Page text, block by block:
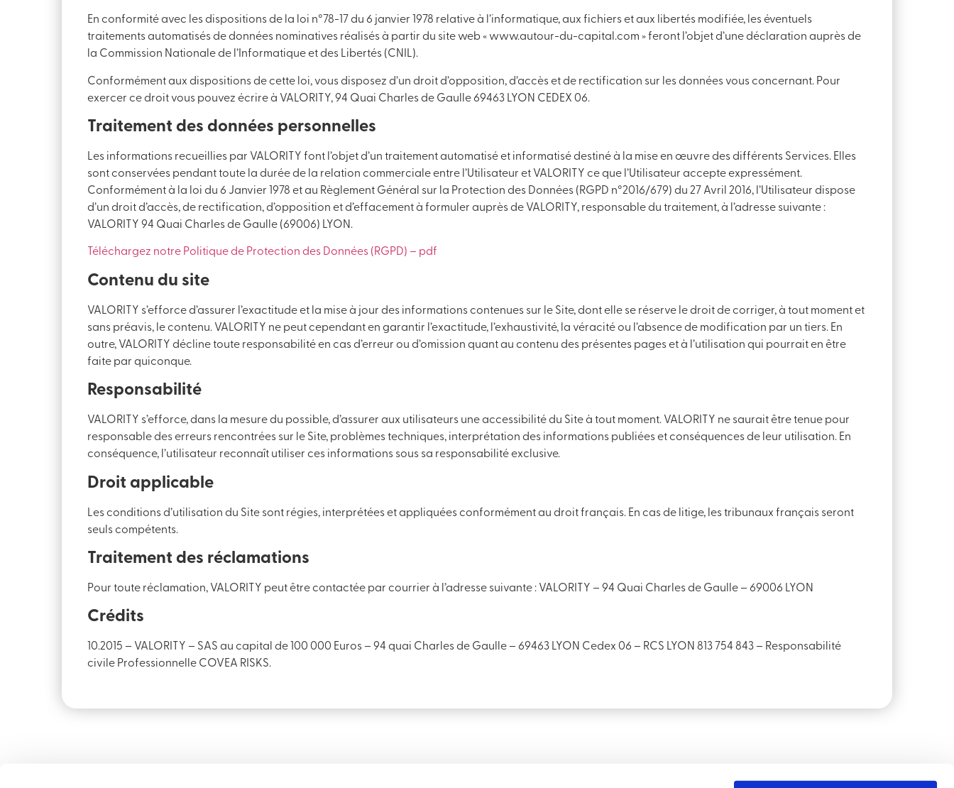
En conformité avec les dispositions de la loi n°78-17 du 6 janvier 1978 relative à l’informatique, aux fichiers et aux libertés modifiée, les éventuels
traitements automatisés de données nominatives réalisés à partir du site web « www.autour-du-capital.com » feront l’objet d’une déclaration auprès de
la Commission Nationale de l’Informatique et des Libertés (CNIL).
Conformément aux dispositions de cette loi, vous disposez d’un droit d’opposition, d’accès et de rectification sur les données vous concernant. Pour
exercer ce droit vous pouvez écrire à VALORITY, 94 Quai Charles de Gaulle 69463 LYON CEDEX 06.
Traitement des données personnelles
Les informations recueillies par VALORITY font l’objet d’un traitement automatisé et informatisé destiné à la mise en œuvre des différents Services. Elles
sont conservées pendant toute la durée de la relation commerciale entre l’Utilisateur et VALORITY ce que l’Utilisateur accepte expressément.
Conformément à la loi du 6 Janvier 1978 et au Règlement Général sur la Protection des Données (RGPD n°2016/679) du 27 Avril 2016, l’Utilisateur dispose
d’un droit d’accès, de rectification, d’opposition et d’effacement à formuler auprès de VALORITY, responsable du traitement, à l’adresse suivante :
VALORITY 94 Quai Charles de Gaulle (69006) LYON.
Téléchargez notre Politique de Protection des Données (RGPD) – pdf
Contenu du site
VALORITY s’efforce d’assurer l’exactitude et la mise à jour des informations contenues sur le Site, dont elle se réserve le droit de corriger, à tout moment et
sans préavis, le contenu. VALORITY ne peut cependant en garantir l’exactitude, l’exhaustivité, la véracité ou l’absence de modification par un tiers. En
outre, VALORITY décline toute responsabilité en cas d’erreur ou d’omission quant au contenu des présentes pages et à l’utilisation qui pourrait en être
faite par quiconque.
Responsabilité
VALORITY s’efforce, dans la mesure du possible, d’assurer aux utilisateurs une accessibilité du Site à tout moment. VALORITY ne saurait être tenue pour
responsable des erreurs rencontrées sur le Site, problèmes techniques, interprétation des informations publiées et conséquences de leur utilisation. En
conséquence, l’utilisateur reconnaît utiliser ces informations sous sa responsabilité exclusive.
Droit applicable
Les conditions d’utilisation du Site sont régies, interprétées et appliquées conformément au droit français. En cas de litige, les tribunaux français seront
seuls compétents.
Traitement des réclamations
Pour toute réclamation, VALORITY peut être contactée par courrier à l’adresse suivante : VALORITY – 94 Quai Charles de Gaulle – 69006 LYON
Crédits
10.2015 – VALORITY – SAS au capital de 100 000 Euros – 94 quai Charles de Gaulle – 69463 LYON Cedex 06 – RCS LYON 813 754 843 – Responsabilité
civile Professionnelle COVEA RISKS.